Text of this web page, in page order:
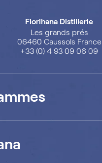
Florihana Distillerie
Les grands prés
06460 Caussols France
+33 (0) 4 93 09 06 09